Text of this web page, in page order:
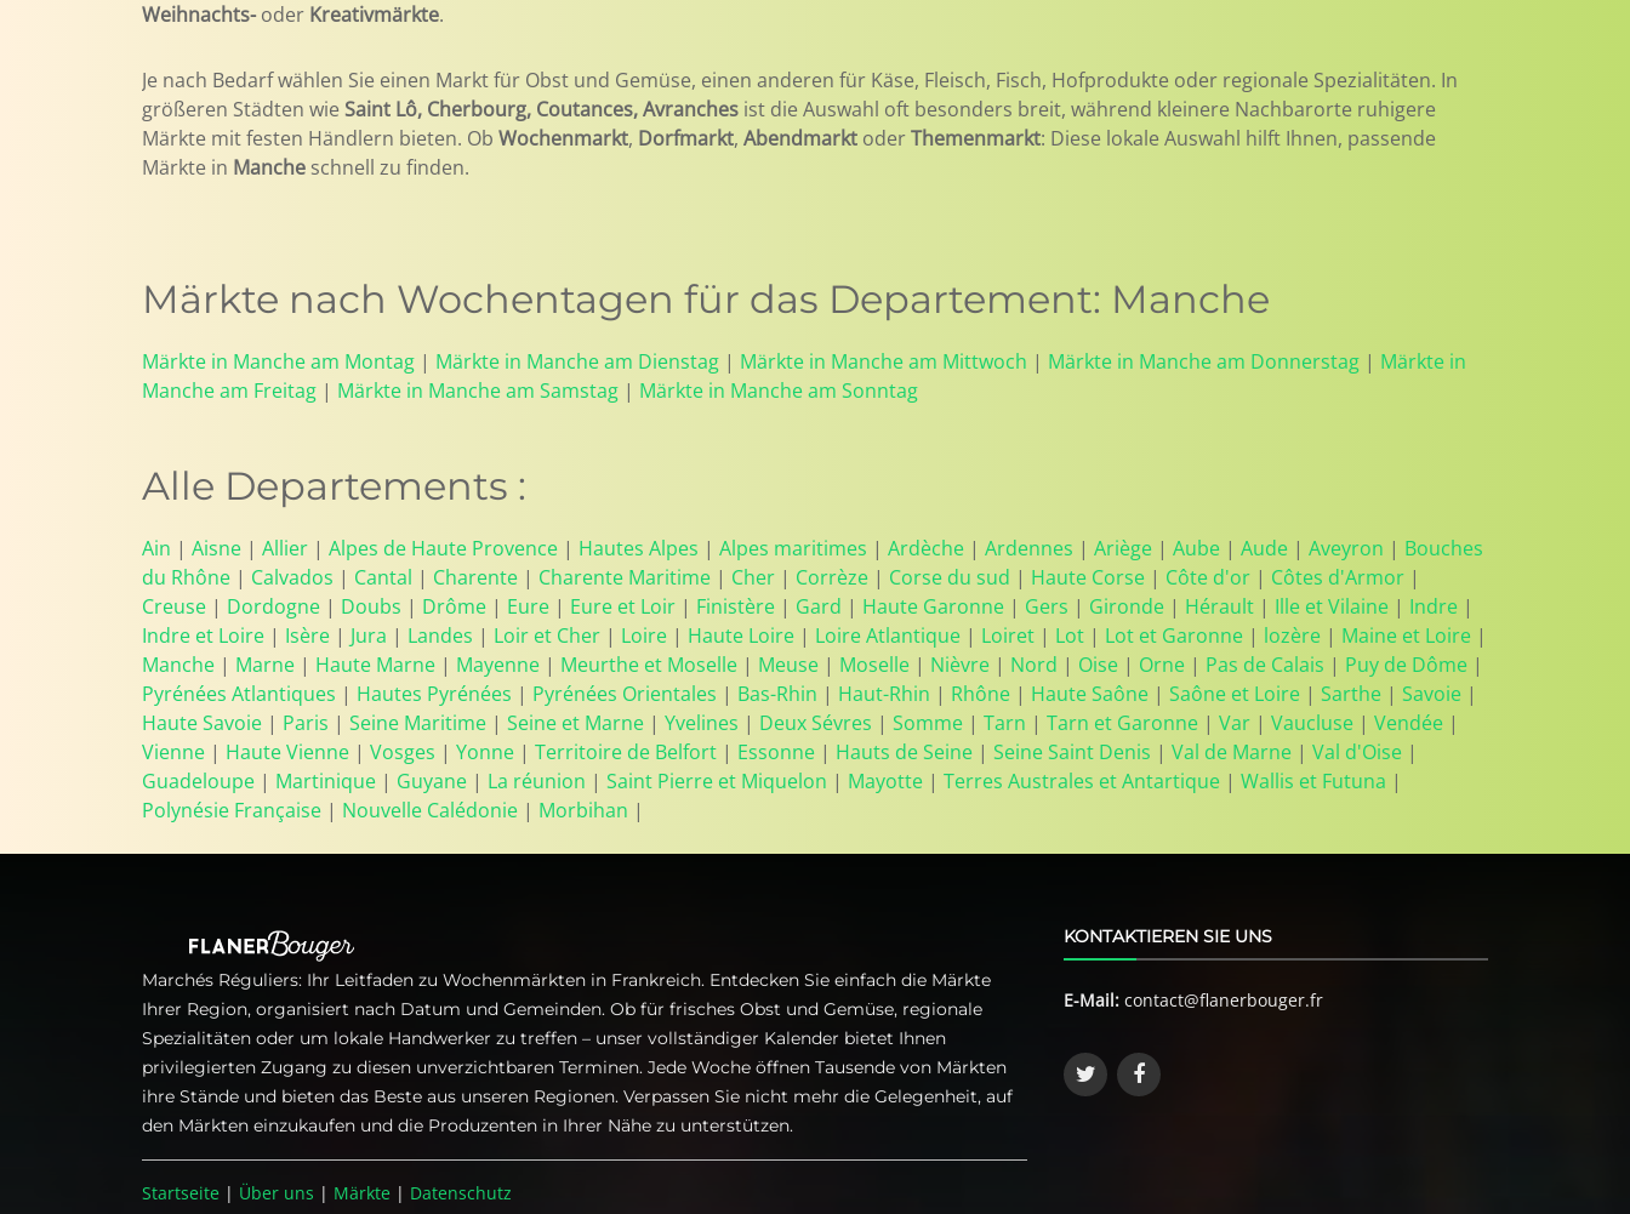
Weihnachts-oder Kreativmärkte.
Je nach Bedarf wählen Sie einen Markt für Obst und Gemüse, einen anderen für Käse, Fleisch, Fisch, Hofprodukte oder regionale Spezialitäten. In
größeren Städten wie Saint Lô, Cherbourg, Coutances, Avranches ist die Auswahl oft besonders breit, während kleinere Nachbarorte ruhigere
Märkte mit festen Händlern bieten. Ob Wochenmarkt, Dorfmarkt, Abendmarkt oderThemenmarkt: Diese lokale Auswahl hilft Ihnen, passende
Märkte in Manche schnell zu finden.
Märkte nach Wochentagen für das Departement: Manche
Märkte in Manche am Montag | Märkte in Manche am Dienstag | Märkte in Manche am Mittwoch | Märkte in Manche am Donnerstag | Märkte in
Manche am Freitag | Märkte in Manche am Samstag | Märkte in Manche am Sonntag
Alle Departements :
Ain | Aisne | Allier | Alpes de Haute Provence | Hautes Alpes | Alpes maritimes | Ardèche | Ardennes | Ariège | Aube | Aude | Aveyron | Bouches
du Rhône | Calvados | Cantal | Charente | Charente Maritime | Cher | Corrèze | Corse du sud | Haute Corse | Côte d'or | Côtes d'Armor |
Creuse | Dordogne | Doubs | Drôme | Eure | Eure et Loir | Finistère | Gard | Haute Garonne | Gers | Gironde | Hérault | Ille et Vilaine | Indre |
Indre et Loire | Isère | Jura | Landes | Loir et Cher | Loire | Haute Loire | Loire Atlantique | Loiret | Lot | Lot et Garonne | lozère | Maine et Loire |
Manche | Marne | Haute Marne | Mayenne | Meurthe et Moselle | Meuse | Moselle | Nièvre | Nord | Oise | Orne | Pas de Calais | Puy de Dôme |
Pyrénées Atlantiques | Hautes Pyrénées | Pyrénées Orientales | Bas-Rhin | Haut-Rhin | Rhône | Haute Saône | Saône et Loire | Sarthe | Savoie |
Haute Savoie | Paris | Seine Maritime | Seine et Marne | Yvelines | Deux Sévres | Somme | Tarn | Tarn et Garonne | Var | Vaucluse | Vendée |
Vienne | Haute Vienne | Vosges | Yonne | Territoire de Belfort | Essonne | Hauts de Seine | Seine Saint Denis | Val de Marne | Val d'Oise |
Guadeloupe | Martinique | Guyane | La réunion | Saint Pierre et Miquelon | Mayotte | Terres Australes et Antartique | Wallis et Futuna |
Polynésie Française | Nouvelle Calédonie | Morbihan |
Marchés Réguliers: Ihr Leitfaden zu Wochenmärkten in Frankreich. Entdecken Sie einfach die Märkte
Ihrer Region, organisiert nach Datum und Gemeinden. Ob für frisches Obst und Gemüse, regionale
Spezialitäten oder um lokale Handwerker zu treffen – unser vollständiger Kalender bietet Ihnen
privilegierten Zugang zu diesen unverzichtbaren Terminen. Jede Woche öffnen Tausende von Märkten
ihre Stände und bieten das Beste aus unseren Regionen. Verpassen Sie nicht mehr die Gelegenheit, auf
den Märkten einzukaufen und die Produzenten in Ihrer Nähe zu unterstützen.
Startseite | Über uns | Märkte | Datenschutz
KONTAKTIEREN SIE UNS
E-Mail: contact@flanerbouger.fr